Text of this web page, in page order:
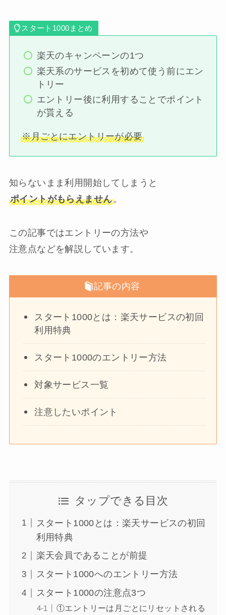
スタート1000まとめ
楽天のキャンペーンの1つ
楽天系のサービスを初めて使う前にエン
トリー
エントリー後に利用することでポイント
が貰える
※月ごとにエントリーが必要
知らないまま利用開始してしまうと
ポイントがもらえません。
この記事ではエントリーの方法や
注意点などを解説しています。
記事の内容
スタート1000とは：楽天サービスの初回
利用特典
スタート1000のエントリー方法
対象サービス一覧
注意したいポイント
タップできる目次
スタート1000とは：楽天サービスの初回
利用特典
楽天会員であることが前提
スタート1000へのエントリー方法
スタート1000の注意点3つ
①エントリーは月ごとにリセットされる